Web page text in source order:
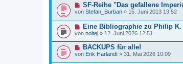
SF-Reihe "Das gefallene
von Stefan_Burban » 15. Juni 2013 19:52
Eine Bibliographie zu Philip K.
von noltej » 12. Juni 2026 12:51
BACKUPS für alle!
von Erik Harlandt » 31. Mai 2026 10:09